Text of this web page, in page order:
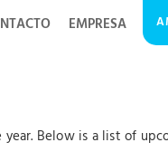
EMPRESA
Below is a list of